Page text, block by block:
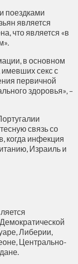
поездками
является
что является «в
в основном
секс с
первичной
здоровья», –
связь со
когда инфекция
Израиль и
Либерии,
Центрально-